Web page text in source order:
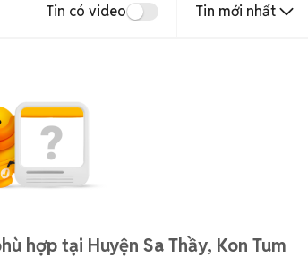
Tin có video Tin mới nhất
hợp tại Huyện Sa Thầy, Kon Tum